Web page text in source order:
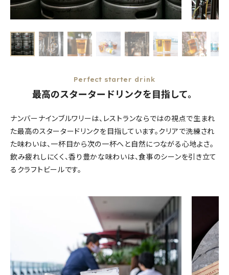
Perfect starter drink
最高のスタータードリンクを目指して。
ナンバーナインブルワリーは、レストランならではの視点で生まれ
た最高のスタータードリンクを目指しています。クリアで洗練され
た味わいは、一杯目から次の一杯へと自然につながる心地よさ。
飲み疲れしにくく、香り豊かな味わいは、食事のシーンを引き立て
るクラフトビールです。